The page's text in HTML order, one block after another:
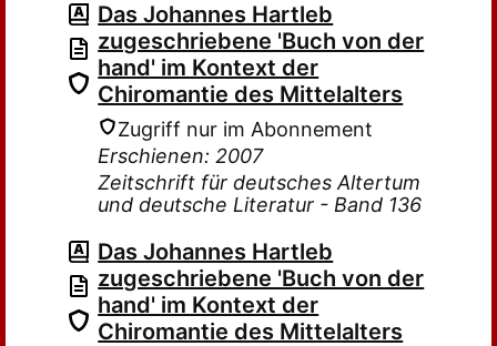
Das Johannes Hartleb
zugeschriebene 'Buch von der
hand' im Kontext der
Chiromantie des Mittelalters
Zugriff nur im Abonnement
Erschienen: 2007
Zeitschrift für deutsches Altertum
und deutsche Literatur - Band 136
Das Johannes Hartleb
zugeschriebene 'Buch von der
hand' im Kontext der
Chiromantie des Mittelalters